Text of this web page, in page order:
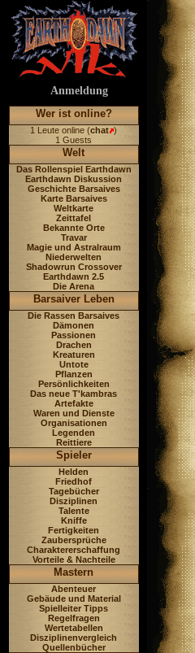
Anmeldung
Wer ist online?
1 Leute online (chat )
1 Guests
Welt
Das Rollenspiel Earthdawn
Earthdawn Diskussion
Geschichte Barsaives
Karte Barsaives
Weltkarte
Zeittafel
Bekannte Orte
Travar
Magie und Astralraum
Niederwelten
Shadowrun Crossover
Earthdawn 2.5
Die Arena
Barsaiver Leben
Die Rassen Barsaives
Dämonen
Passionen
Drachen
Kreaturen
Untote
Pflanzen
Persönlichkeiten
Das neue T'kambras
Artefakte
Waren und Dienste
Organisationen
Legenden
Reittiere
Spieler
Helden
Friedhof
Tagebücher
Disziplinen
Talente
Kniffe
Fertigkeiten
Zaubersprüche
Charaktererschaffung
Vorteile & Nachteile
Mastern
Abenteuer
Gebäude und Material
Spielleiter Tipps
Regelfragen
Wertetabellen
Disziplinenvergleich
Quellenbücher